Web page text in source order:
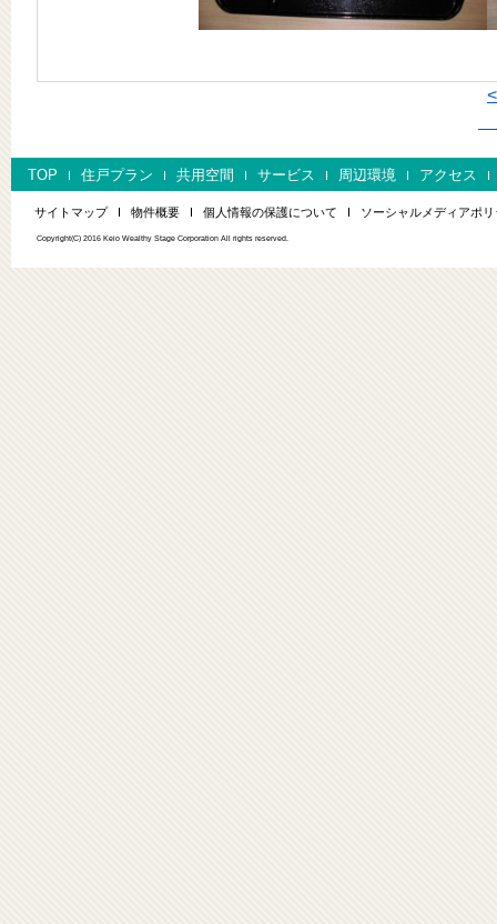
TOP 住戸プラン 共用空間 サービス 周辺環境 アクセス
サイトマップ 物件概要 個人情報の保護について ソーシャルメディアポ
Copyright(C) 2016 Keio Wealthy Stage Corporation All rights reserved.